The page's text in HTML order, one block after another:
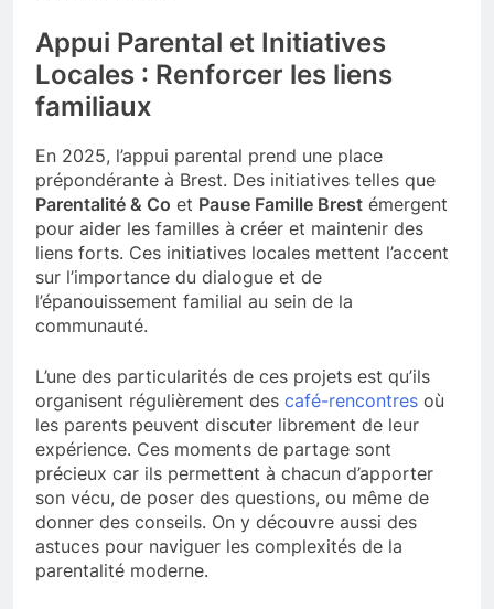
Appui Parental et Initiatives
Locales : Renforcer les liens
familiaux
En 2025, l’appui parental prend une place
prépondérante à Brest. Des initiatives telles que
Parentalité & Co et Pause Famille Brest émergent
pour aider les familles à créer et maintenir des
liens forts. Ces initiatives locales mettent l’accent
sur l’importance du dialogue et de
l’épanouissement familial au sein de la
communauté.
L’une des particularités de ces projets est qu’ils
organisent régulièrement des café-rencontres où
les parents peuvent discuter librement de leur
expérience. Ces moments de partage sont
précieux car ils permettent à chacun d’apporter
son vécu, de poser des questions, ou même de
donner des conseils. On y découvre aussi des
astuces pour naviguer les complexités de la
parentalité moderne.